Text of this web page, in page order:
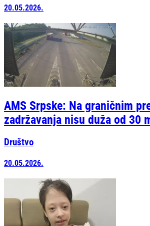
20.05.2026.
AMS Srpske: Na graničnim
zadržavanja nisu duža od 30
Društvo
20.05.2026.